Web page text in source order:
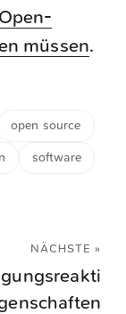
müssen.
open source
software
NÄCHSTE »